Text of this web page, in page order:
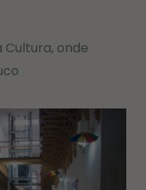
Cultura, onde